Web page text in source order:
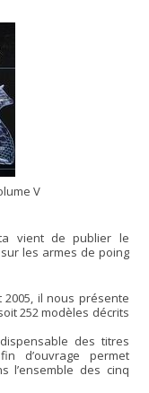
V
vient de publier le
les armes de poing
il nous présente
252 modèles décrits
des titres
d’ouvrage permet
l’ensemble des cinq